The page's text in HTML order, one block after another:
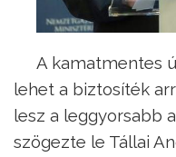
A kamatmentes
lehet a biztosíték
lesz a leggyorsabb
szögezte le Tállai